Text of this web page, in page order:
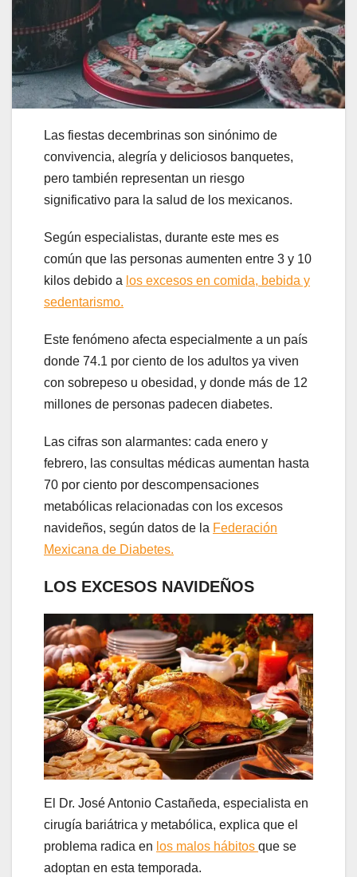
Las fiestas decembrinas son sinónimo de
convivencia, alegría y deliciosos banquetes,
pero también representan un riesgo
significativo para la salud de los mexicanos.
Según especialistas, durante este mes es
común que las personas aumenten entre 3 y 10
kilos debido a los excesos en comida, bebida y
sedentarismo.
Este fenómeno afecta especialmente a un país
donde 74.1 por ciento de los adultos ya viven
con sobrepeso u obesidad, y donde más de 12
millones de personas padecen diabetes.
Las cifras son alarmantes: cada enero y
febrero, las consultas médicas aumentan hasta
70 por ciento por descompensaciones
metabólicas relacionadas con los excesos
navideños, según datos de la Federación
Mexicana de Diabetes.
LOS EXCESOS NAVIDEÑOS
El Dr. José Antonio Castañeda, especialista en
cirugía bariátrica y metabólica, explica que el
problema radica en los malos hábitos que se
adoptan en esta temporada.